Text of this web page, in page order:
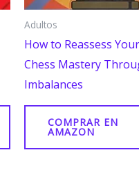
Adultos
How to Reassess
Chess Mastery
Imbalances
COMPRAR EN
AMAZON